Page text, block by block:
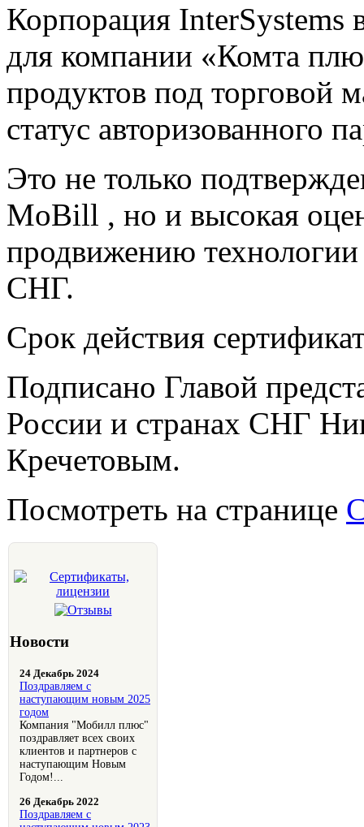
Корпорация InterSystems
для компании «Комта
продуктов под
статус авторизованного
Это не только
MoBill , но и высокая
продвижению
СНГ.
Срок действия
Подписано Главой
России и странах СНГ
Кречетовым.
Посмотреть на странице
Новости
24 Декабрь 2024
Поздравляем с
наступающим новым 2025
годом
Компания "Мобилл плюс"
поздравляет всех своих
клиентов и партнеров с
наступающим Новым
Годом!...
26 Декабрь 2022
Поздравляем с